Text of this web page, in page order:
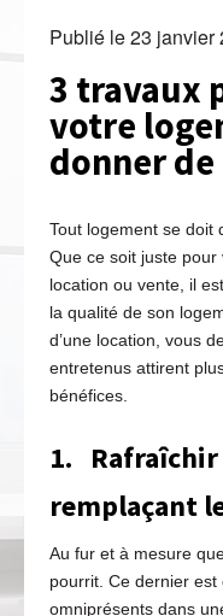
Publié le23 janvier
3 travaux
votre
donner
Tout logement se doit
Que ce soit juste
location ou vente, il
la qualité de son
d’une location, vous
entretenus attirent
bénéfices.
1.
remplaçant
Au fur et à mesure
pourrit. Ce dernier est
omniprésents dans